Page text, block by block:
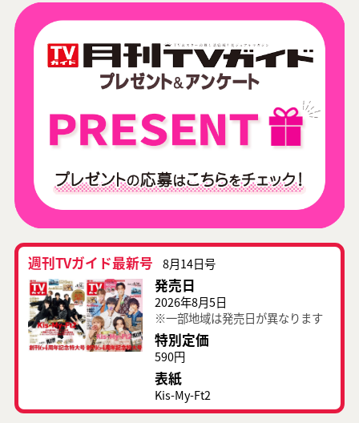
週刊TVガイド最新号 8月14日号
発売日
2026年8月5日
※一部地域は発売日が異なります
特別定価
590円
表紙
Kis-My-Ft2